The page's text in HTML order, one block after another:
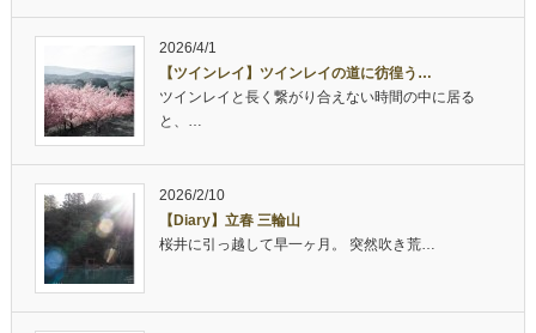
2026/4/1
【ツインレイ】ツインレイの道に彷徨う…
ツインレイと長く繋がり合えない時間の中に居る
と、…
2026/2/10
【Diary】立春 三輪山
桜井に引っ越して早一ヶ月。 突然吹き荒…